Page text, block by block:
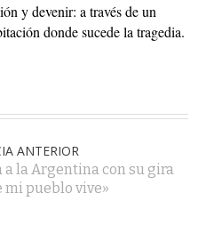
y devenir: a través de un
donde sucede la tragedia.
ANTERIOR
a la Argentina con su gira
mi pueblo vive»